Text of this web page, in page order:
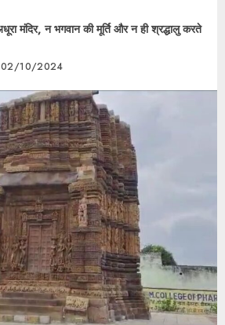
मंदिर, न भगवान की मूर्ति और न ही श्रद्धालु करते
02/10/2024